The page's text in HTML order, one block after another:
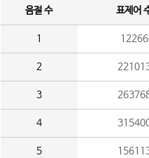
음절 수 표제어
1 12266
2
3
4
5